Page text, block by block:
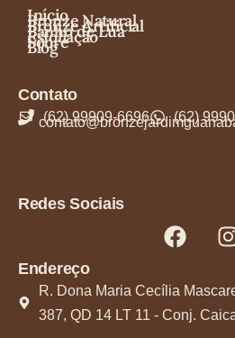
Início
Bronze Natural
Bronze Artificial
Banho de Lua
Esfoliação
Sobre
Blog
Contato
(62) 99909-6696 (62)
Redes Sociais
Endereço
R. Dona Maria Cecília
387, QD 14 LT 11 - Conj.